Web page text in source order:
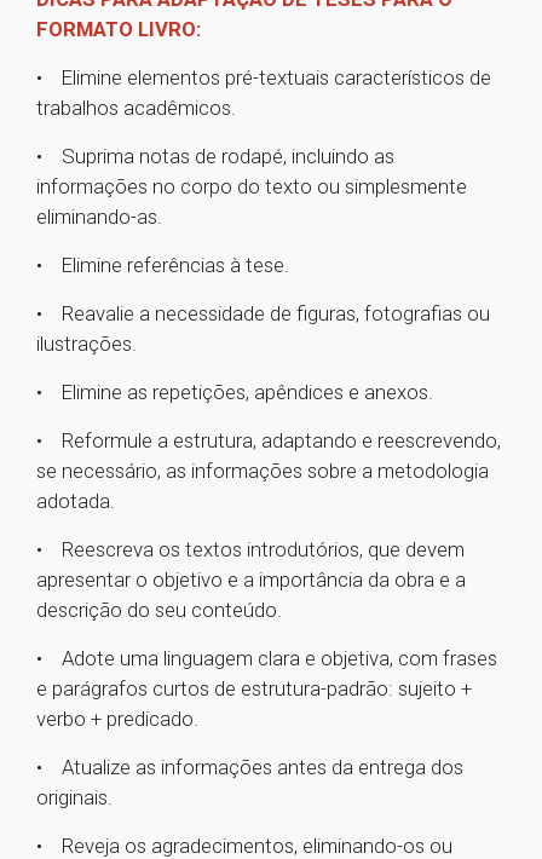
FORMATO LIVRO:
• Elimine elementos pré-textuais característicos de
trabalhos acadêmicos.
• Suprima notas de rodapé, incluindo as
informações no corpo do texto ou simplesmente
eliminando-as.
• Elimine referências à tese.
• Reavalie a necessidade de figuras, fotografias ou
ilustrações.
• Elimine as repetições, apêndices e anexos.
• Reformule a estrutura, adaptando e reescrevendo,
se necessário, as informações sobre a metodologia
adotada.
• Reescreva os textos introdutórios, que devem
apresentar o objetivo e a importância da obra e a
descrição do seu conteúdo.
• Adote uma linguagem clara e objetiva, com frases
e parágrafos curtos de estrutura-padrão: sujeito +
verbo + predicado.
• Atualize as informações antes da entrega dos
originais.
• Reveja os agradecimentos, eliminando-os ou